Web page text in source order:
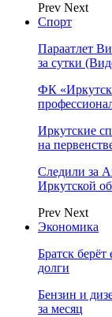
Prev Next
Спорт
Параатлет
за сутки
ФК
Иркутские
на
Следили за
Иркутской
Prev Next
Экономика
Братск
долги
Бензин и
за месяц